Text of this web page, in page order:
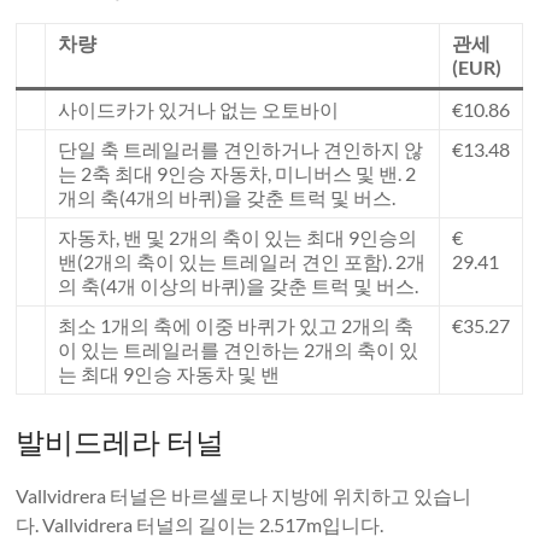
차량
관세
(EUR)
사이드카가 있거나 없는 오토바이
€10.86
단일 축 트레일러를 견인하거나 견인하지 않
는 2축 최대 9인승 자동차, 미니버스 및 밴. 2
개의 축(4개의 바퀴)을 갖춘 트럭 및 버스.
€13.48
자동차, 밴 및 2개의 축이 있는 최대 9인승의
밴(2개의 축이 있는 트레일러 견인 포함). 2개
의 축(4개 이상의 바퀴)을 갖춘 트럭 및 버스.
€
29.41
최소 1개의 축에 이중 바퀴가 있고 2개의 축
이 있는 트레일러를 견인하는 2개의 축이 있
는 최대 9인승 자동차 및 밴
€35.27
발비드레라 터널
Vallvidrera 터널은 바르셀로나 지방에 위치하고 있습니
다. Vallvidrera 터널의 길이는 2.517m입니다.